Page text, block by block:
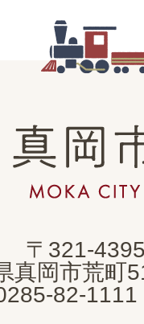
真
岡
市
CITY
〒321-
真岡市荒町
82-1111